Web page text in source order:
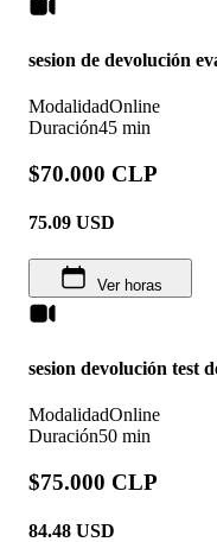
sesion de devolución
ModalidadOnline
Duración45 min
$70.000 CLP
75.09 USD
Ver horas
sesion devolución test
ModalidadOnline
Duración50 min
$75.000 CLP
84.48 USD